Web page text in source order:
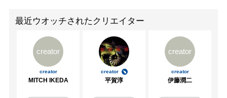
最近ウオッチされたクリエイター
creator
creator
MITCH IKEDA
creator
平賀淳
creator
creator
伊藤潤二